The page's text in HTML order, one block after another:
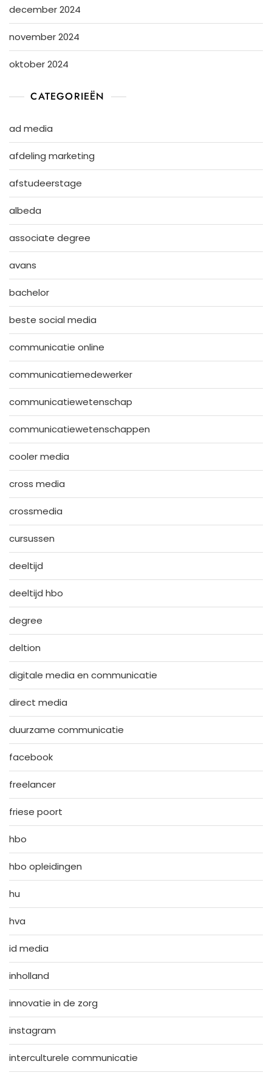
december 2024
november 2024
oktober 2024
CATEGORIEËN
ad media
afdeling marketing
afstudeerstage
albeda
associate degree
avans
bachelor
beste social media
communicatie online
communicatiemedewerker
communicatiewetenschap
communicatiewetenschappen
cooler media
cross media
crossmedia
cursussen
deeltijd
deeltijd hbo
degree
deltion
digitale media en communicatie
direct media
duurzame communicatie
facebook
freelancer
friese poort
hbo
hbo opleidingen
hu
hva
id media
inholland
innovatie in de zorg
instagram
interculturele communicatie